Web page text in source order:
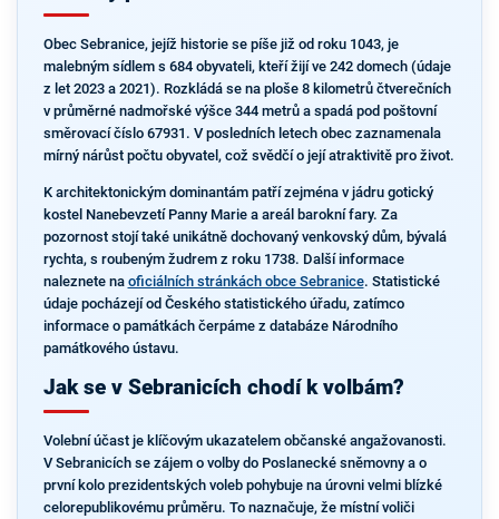
Obec Sebranice, jejíž historie se píše již od roku 1043, je
malebným sídlem s 684 obyvateli, kteří žijí ve 242 domech (údaje
z let 2023 a 2021). Rozkládá se na ploše 8 kilometrů čtverečních
v průměrné nadmořské výšce 344 metrů a spadá pod poštovní
směrovací číslo 67931. V posledních letech obec zaznamenala
mírný nárůst počtu obyvatel, což svědčí o její atraktivitě pro život.
K architektonickým dominantám patří zejména v jádru gotický
kostel Nanebevzetí Panny Marie a areál barokní fary. Za
pozornost stojí také unikátně dochovaný venkovský dům, bývalá
rychta, s roubeným žudrem z roku 1738. Další informace
naleznete na oficiálních stránkách obce Sebranice. Statistické
údaje pocházejí od Českého statistického úřadu, zatímco
informace o památkách čerpáme z databáze Národního
památkového ústavu.
Jak se v Sebranicích chodí k volbám?
Volební účast je klíčovým ukazatelem občanské angažovanosti.
V Sebranicích se zájem o volby do Poslanecké sněmovny a o
první kolo prezidentských voleb pohybuje na úrovni velmi blízké
celorepublikovému průměru. To naznačuje, že místní voliči